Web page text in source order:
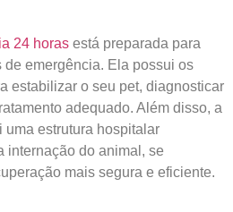
24 horas está preparada para
de emergência. Ela possui os
estabilizar o seu pet, diagnosticar
adequado. Além disso, a
estrutura hospitalar
internação do animal, se
mais segura e eficiente.